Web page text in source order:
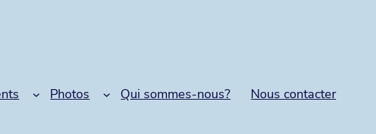
Photos Qui sommes-nous? Nous contacter